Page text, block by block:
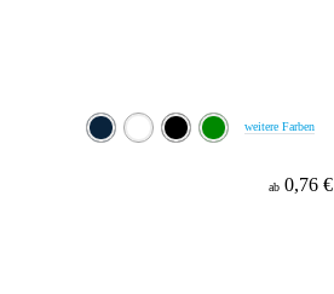
weitere Farben
ab 0,76 €